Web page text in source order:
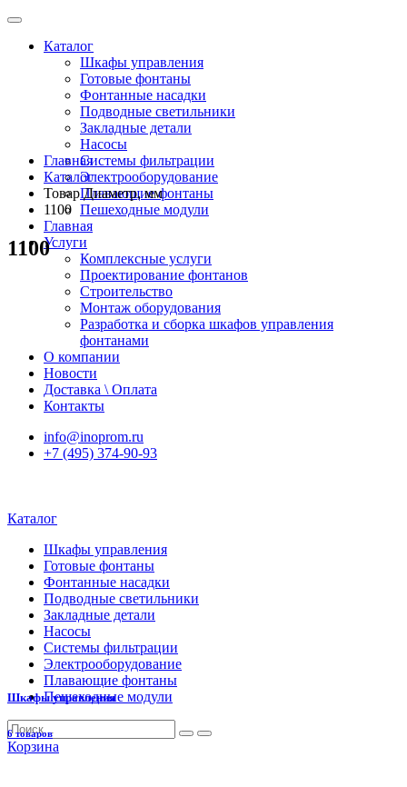
Каталог
Шкафы управления
Готовые фонтаны
Фонтанные насадки
Подводные светильники
Закладные детали
Насосы
Системы фильтрации
Электрооборудование
Плавающие фонтаны
Пешеходные модули
Главная
Услуги
Комплексные услуги
Проектирование фонтанов
Строительство
Монтаж оборудования
Разработка и сборка шкафов управления
фонтанами
О компании
Новости
Доставка \ Оплата
Контакты
info@inoprom.ru
+7 (495) 374-90-93
Каталог
Шкафы управления
Готовые фонтаны
Фонтанные насадки
Подводные светильники
Закладные детали
Насосы
Системы фильтрации
Электрооборудование
Плавающие фонтаны
Пешеходные модули
Корзина
Главная
Каталог
Товар Диаметр, мм
1100
1100
Шкафы управления
6 товаров